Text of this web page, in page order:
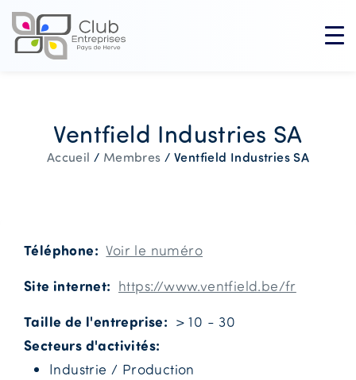
Ventfield Industries SA
Accueil / Membres / Ventfield Industries SA
Téléphone Voir le numéro
Site internet https://www.ventfield.be/fr
Taille de l'entreprise > 10 - 30
Secteurs d'activités
Industrie / Production